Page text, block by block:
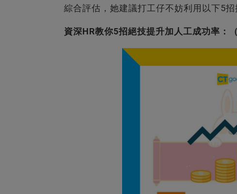
綜合評估，她建議打工仔不妨利用以下5招
資深HR教你5招絕技提升加人工成功率：